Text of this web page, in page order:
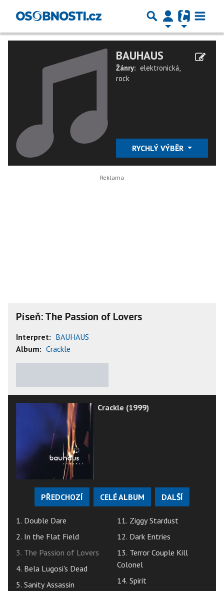
BAUHAUS
Žánry: elektronická,
rock
RYCHLÝ VÝBĚR
Píseň: The Passion of Lovers
Interpret: BAUHAUS
Album: Crackle
Crackle (1999)
PŘEDCHOZÍ CELÉ ALBUM DALŠÍ
1. Double Dare
2. In the Flat Field
3. The Passion of Lovers
4. Bela Lugosi's Dead
5. Sanity Assassin
11. Ziggy Stardust
12. Dark Entries
13. Terror Couple Kill
Colonel
14. Spirit